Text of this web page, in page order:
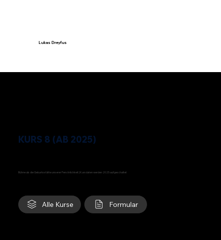
Lukas Dreyfus
KURS 8 (AB 2025)
Bühne als die Geburtsstätte unserer Persönlichkeit | Kursdaten werden 2025 aufgeschaltet
Alle Kurse Formular